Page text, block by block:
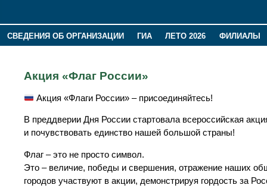
СВЕДЕНИЯ ОБ ОРГАНИЗАЦИИ ГИА ЛЕТО 2026
ФИЛИАЛЫ
Акция «Флаг России»
Акция «Флаги России» – присоединяйтесь!
В преддверии Дня России стартовала всероссийская
и почувствовать единство нашей большой страны!
Флаг – это не просто символ.
Это – величие, победы и свершения, отражение наших
городов участвуют в акции, демонстрируя гордость за